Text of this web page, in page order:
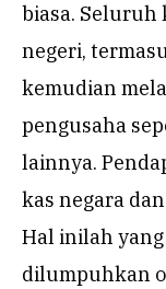
biasa. Seluruh
negeri,
kemudian
pengusaha
lainnya.
kas negara
Hal inilah
dilumpuhkan